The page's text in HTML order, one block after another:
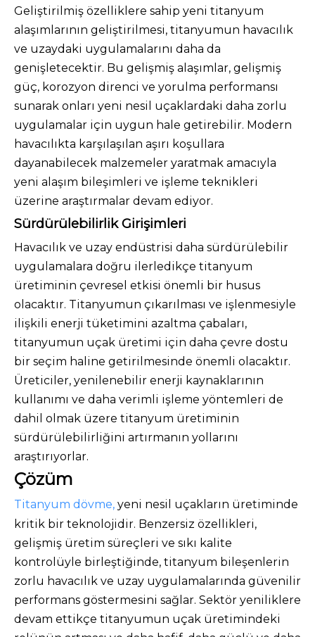
Geliştirilmiş özelliklere sahip yeni titanyum
alaşımlarının geliştirilmesi, titanyumun havacılık
ve uzaydaki uygulamalarını daha da
genişletecektir. Bu gelişmiş alaşımlar, gelişmiş
güç, korozyon direnci ve yorulma performansı
sunarak onları yeni nesil uçaklardaki daha zorlu
uygulamalar için uygun hale getirebilir. Modern
havacılıkta karşılaşılan aşırı koşullara
dayanabilecek malzemeler yaratmak amacıyla
yeni alaşım bileşimleri ve işleme teknikleri
üzerine araştırmalar devam ediyor.
Sürdürülebilirlik Girişimleri
Havacılık ve uzay endüstrisi daha sürdürülebilir
uygulamalara doğru ilerledikçe titanyum
üretiminin çevresel etkisi önemli bir husus
olacaktır. Titanyumun çıkarılması ve işlenmesiyle
ilişkili enerji tüketimini azaltma çabaları,
titanyumun uçak üretimi için daha çevre dostu
bir seçim haline getirilmesinde önemli olacaktır.
Üreticiler, yenilenebilir enerji kaynaklarının
kullanımı ve daha verimli işleme yöntemleri de
dahil olmak üzere titanyum üretiminin
sürdürülebilirliğini artırmanın yollarını
araştırıyorlar.
Çözüm
Titanyum dövme, yeni nesil uçakların üretiminde
kritik bir teknolojidir. Benzersiz özellikleri,
gelişmiş üretim süreçleri ve sıkı kalite
kontrolüyle birleştiğinde, titanyum bileşenlerin
zorlu havacılık ve uzay uygulamalarında güvenilir
performans göstermesini sağlar. Sektör yeniliklere
devam ettikçe titanyumun uçak üretimindeki